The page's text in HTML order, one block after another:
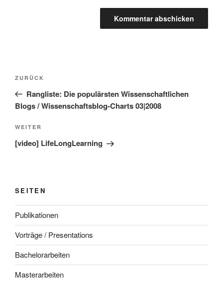
Beitragsnavigation
Vorheriger
Beitrag
ZURÜCK
Rangliste: Die populärsten Wissenschaftlichen
Blogs / Wissenschaftsblog-Charts 03|2008
Nächster
Beitrag
WEITER
[video] LifeLongLearning
SEITEN
Publikationen
Vorträge / Presentations
Bachelorarbeiten
Masterarbeiten